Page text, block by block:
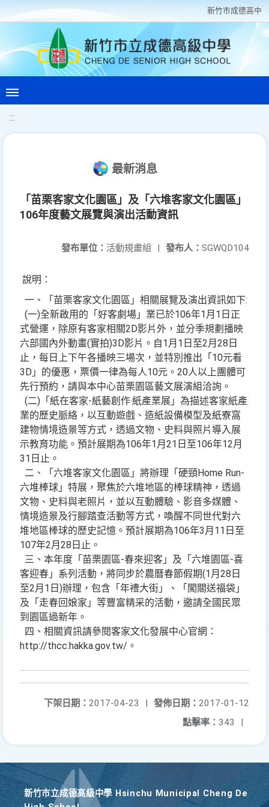
新竹巿成德高中
:::
最新消息
「苗栗客家文化園區」及「六堆客家文化園區」
106年度藝文展覽與演出活動資訊
發布人： SGWQD104
發布單位： 活動規畫組 |
說明：
一、「苗栗客家文化園區」相關展覽及演出資訊如下:
(一)全新啟用的「好客劇場」業已於106年1月1日正
式營運，除原有客家相關2D影片外，並分季規劃播映
六部國內外動畫(實拍)3D影片。自1月1日至2月28日
止，每日上下午各播映三場次，並特別推出「10元看
3D」的優惠，票價一律為每人10元。20人以上團體可
先行預約，請與本中心苗栗園區藝文展演組洽詢。
(二)「紙在客家-紙藝創作‧紙產業展」為描述客家紙產
業的歷史脈絡，以互動遊戲、造紙設備模型及紙寮窩
建物情境造景等方式，透過文物、史料與照片導入展
示教育功能。預計展期為106年1月21日至106年12月
31日止。
二、「六堆客家文化園區」將辦理「硬頸Home Run-
六堆棒球」特展，聚焦於六堆地區的棒球精神，透過
文物、史料與老照片，並以互動體驗、影音多媒體、
情境造景及行腳踏查活動等方式，喚醒不同世代對六
堆地區棒球的歷史記憶。預計展期為106年3月11日至
107年2月28日止。
三、本年度「苗栗園區-春來迎客」及「六堆園區-喜
客迎春」系列活動，將同步於農曆春節假期(1月28日
至2月1日)辦理，包含「年禮大街」、「闖關送福袋」
及「走春回娘家」等豐富精采的活動，邀請全國民眾
到園區過新年。
四、相關資訊請參閱客家文化發展中心官網：
http://thcc.hakka.gov.tw/。
發佈日期： 2017-01-12
下架日期： 2017-04-23
|
點擊率： 343 |
新竹巿立成德高級中學 Hsinchu Municipal Cheng De